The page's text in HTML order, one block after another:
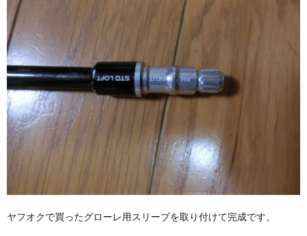
ヤフオクで買ったグローレ用スリーブを取り付けて完成です。